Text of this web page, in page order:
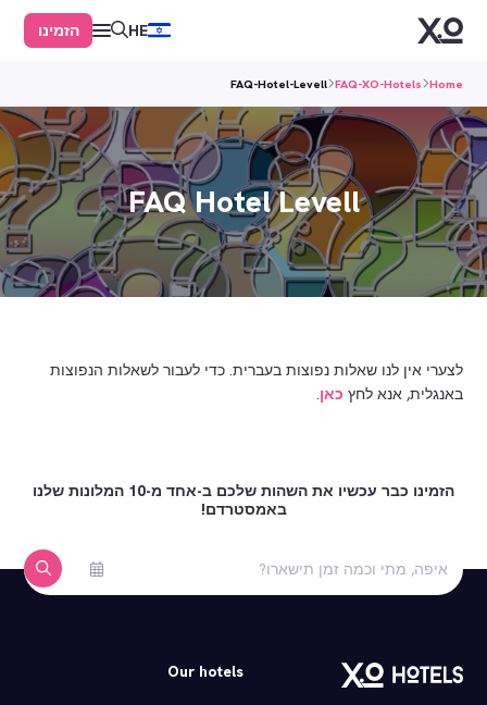
HE הזמינו
Home
FAQ-XO-Hotels
FAQ-Hotel-Levell
FAQ Hotel Levell
לצערי אין לנו שאלות נפוצות בעברית. כדי לעבור לשאלות הנפוצות
באנגלית, אנא לחץ כאן.
הזמינו כבר עכשיו את השהות שלכם ב-אחד מ-10 המלונות שלנו
באמסטרדם!
Our hotels